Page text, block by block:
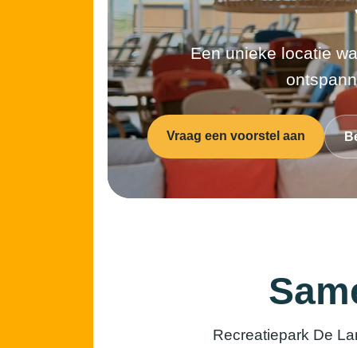
Een unieke locatie
Vraag een voorstel aan
Recreatiepark De